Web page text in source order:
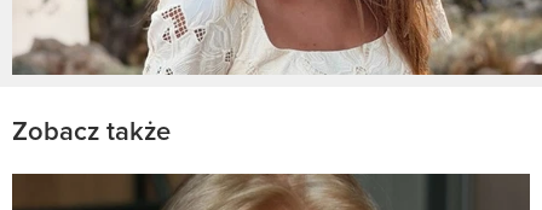
Zobacz także